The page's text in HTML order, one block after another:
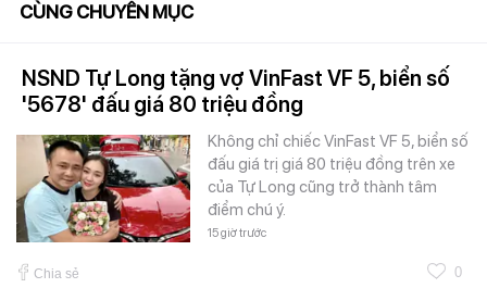
CÙNG CHUYÊN MỤC
NSND Tự Long tặng vợ VinFast VF 5, biển số
'5678' đấu giá 80 triệu đồng
Không chỉ chiếc VinFast VF 5, biển số
đấu giá trị giá 80 triệu đồng trên xe
của Tự Long cũng trở thành tâm
điểm chú ý.
15 giờ trước
Chia sẻ 0